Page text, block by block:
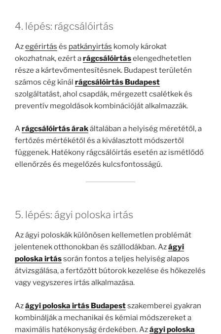
4. lépés: rágcsálóirtás
Azegérirtás és patkányirtás komoly károkat
okozhatnak, ezért arágcsálóirtáselengedhetetlen
része a kártevőmentesítésnek. Budapest területén
számos cég kínál rágcsálóirtás Budapest
szolgáltatást, ahol csapdák, mérgezett csalétkek és
preventív megoldások kombinációját alkalmazzák.
Arágcsálóirtás árakáltalában a helyiség méretétől, a
fertőzés mértékétől és a kiválasztott módszertől
függenek. Hatékony rágcsálóirtás esetén az ismétlődő
ellenőrzés és megelőzés kulcsfontosságú.
5. lépés: ágyi poloska irtás
Az ágyi poloskák különösen kellemetlen problémát
jelentenek otthonokban és szállodákban. Azágyi
poloska irtássorán fontos a teljes helyiség alapos
átvizsgálása, a fertőzött bútorok kezelése és hőkezelés
vagy vegyszeres irtás alkalmazása.
Azágyi poloska irtás Budapestszakemberei gyakran
kombinálják a mechanikai és kémiai módszereket a
maximális hatékonyság érdekében. Azágyi poloska